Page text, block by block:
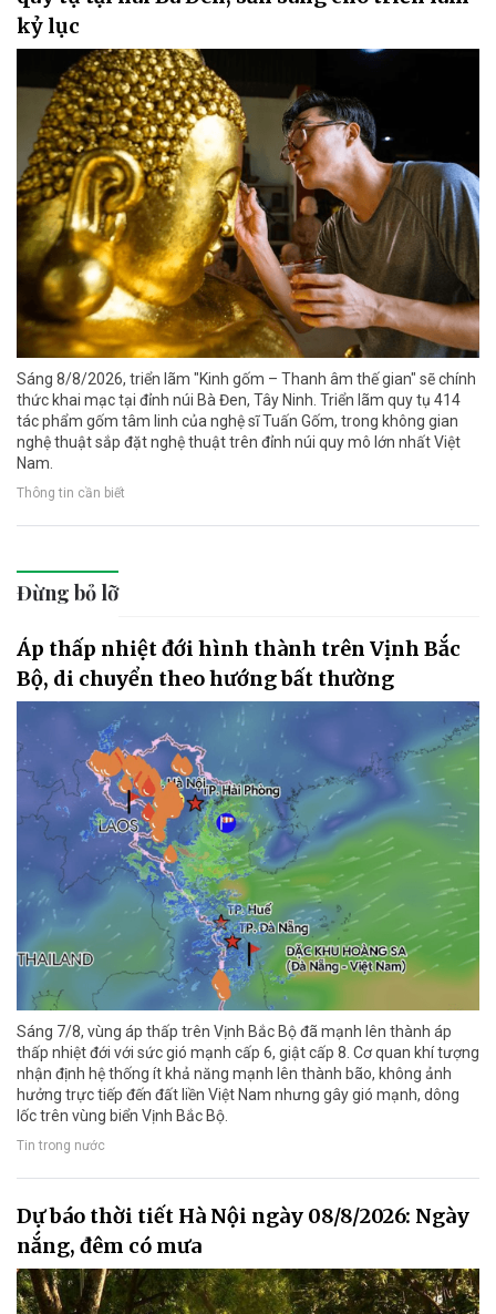
kỷ lục
Sáng 8/8/2026, triển lãm "Kinh gốm – Thanh âm thế gian" sẽ chính
thức khai mạc tại đỉnh núi Bà Đen, Tây Ninh. Triển lãm quy tụ 414
tác phẩm gốm tâm linh của nghệ sĩ Tuấn Gốm, trong không gian
nghệ thuật sắp đặt nghệ thuật trên đỉnh núi quy mô lớn nhất Việt
Nam.
Thông tin cần biết
Đừng bỏ lỡ
Áp thấp nhiệt đới hình thành trên Vịnh Bắc
Bộ, di chuyển theo hướng bất thường
Sáng 7/8, vùng áp thấp trên Vịnh Bắc Bộ đã mạnh lên thành áp
thấp nhiệt đới với sức gió mạnh cấp 6, giật cấp 8. Cơ quan khí tượng
nhận định hệ thống ít khả năng mạnh lên thành bão, không ảnh
hưởng trực tiếp đến đất liền Việt Nam nhưng gây gió mạnh, dông
lốc trên vùng biển Vịnh Bắc Bộ.
Tin trong nước
Dự báo thời tiết Hà Nội ngày 08/8/2026: Ngày
nắng, đêm có mưa